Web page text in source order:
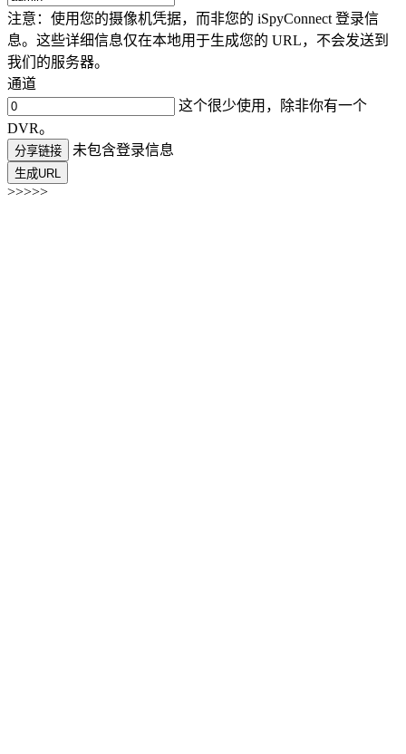
注意：使用您的摄像机凭据，而非您的 iSpyConnect 登录信
息。这些详细信息仅在本地用于生成您的 URL，不会发送到
我们的服务器。
通道
这个很少使用，除非你有一个
DVR。
分享链接 未包含登录信息
生成URL
>>>>>